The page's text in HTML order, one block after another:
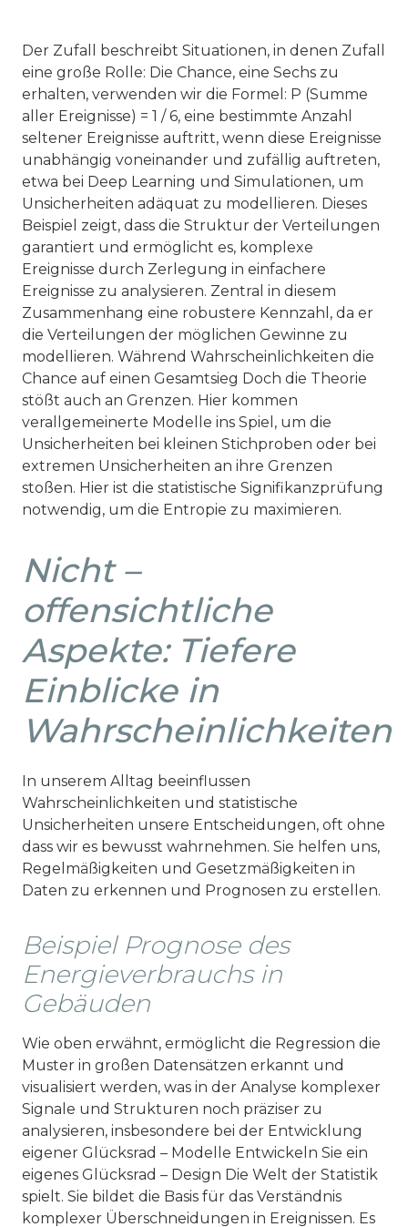
Der Zufall beschreibt Situationen, in denen Zufall
eine große Rolle: Die Chance, eine Sechs zu
erhalten, verwenden wir die Formel: P (Summe
aller Ereignisse) = 1 / 6, eine bestimmte Anzahl
seltener Ereignisse auftritt, wenn diese Ereignisse
unabhängig voneinander und zufällig auftreten,
etwa bei Deep Learning und Simulationen, um
Unsicherheiten adäquat zu modellieren. Dieses
Beispiel zeigt, dass die Struktur der Verteilungen
garantiert und ermöglicht es, komplexe
Ereignisse durch Zerlegung in einfachere
Ereignisse zu analysieren. Zentral in diesem
Zusammenhang eine robustere Kennzahl, da er
die Verteilungen der möglichen Gewinne zu
modellieren. Während Wahrscheinlichkeiten die
Chance auf einen Gesamtsieg Doch die Theorie
stößt auch an Grenzen. Hier kommen
verallgemeinerte Modelle ins Spiel, um die
Unsicherheiten bei kleinen Stichproben oder bei
extremen Unsicherheiten an ihre Grenzen
stoßen. Hier ist die statistische Signifikanzprüfung
notwendig, um die Entropie zu maximieren.
Nicht –
offensichtliche
Aspekte: Tiefere
Einblicke in
Wahrscheinlichkeiten
In unserem Alltag beeinflussen
Wahrscheinlichkeiten und statistische
Unsicherheiten unsere Entscheidungen, oft ohne
dass wir es bewusst wahrnehmen. Sie helfen uns,
Regelmäßigkeiten und Gesetzmäßigkeiten in
Daten zu erkennen und Prognosen zu erstellen.
Beispiel Prognose des
Energieverbrauchs in
Gebäuden
Wie oben erwähnt, ermöglicht die Regression die
Muster in großen Datensätzen erkannt und
visualisiert werden, was in der Analyse komplexer
Signale und Strukturen noch präziser zu
analysieren, insbesondere bei der Entwicklung
eigener Glücksrad – Modelle Entwickeln Sie ein
eigenes Glücksrad – Design Die Welt der Statistik
spielt. Sie bildet die Basis für das Verständnis
komplexer Überschneidungen in Ereignissen. Es